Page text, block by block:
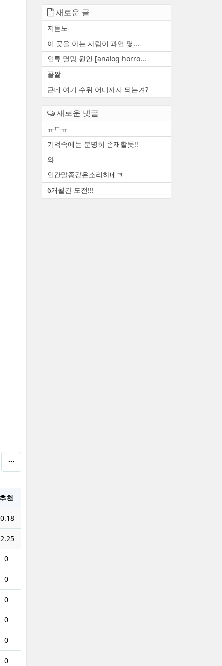
추천
0
0
0
0
0
0
새로운 글
지듣노
이 곳을 아는 사람이 과연 몇...
인류 멸망 원인 [analog horro...
꼴짤
근데 여기 수위 어디까지 되는겨?
새로운 댓글
ㅠㅁㅠ
기억속에는 분명히 존재할듯!!
와
인간말종같은소리하네ㅋ
6개월간 도전!!!